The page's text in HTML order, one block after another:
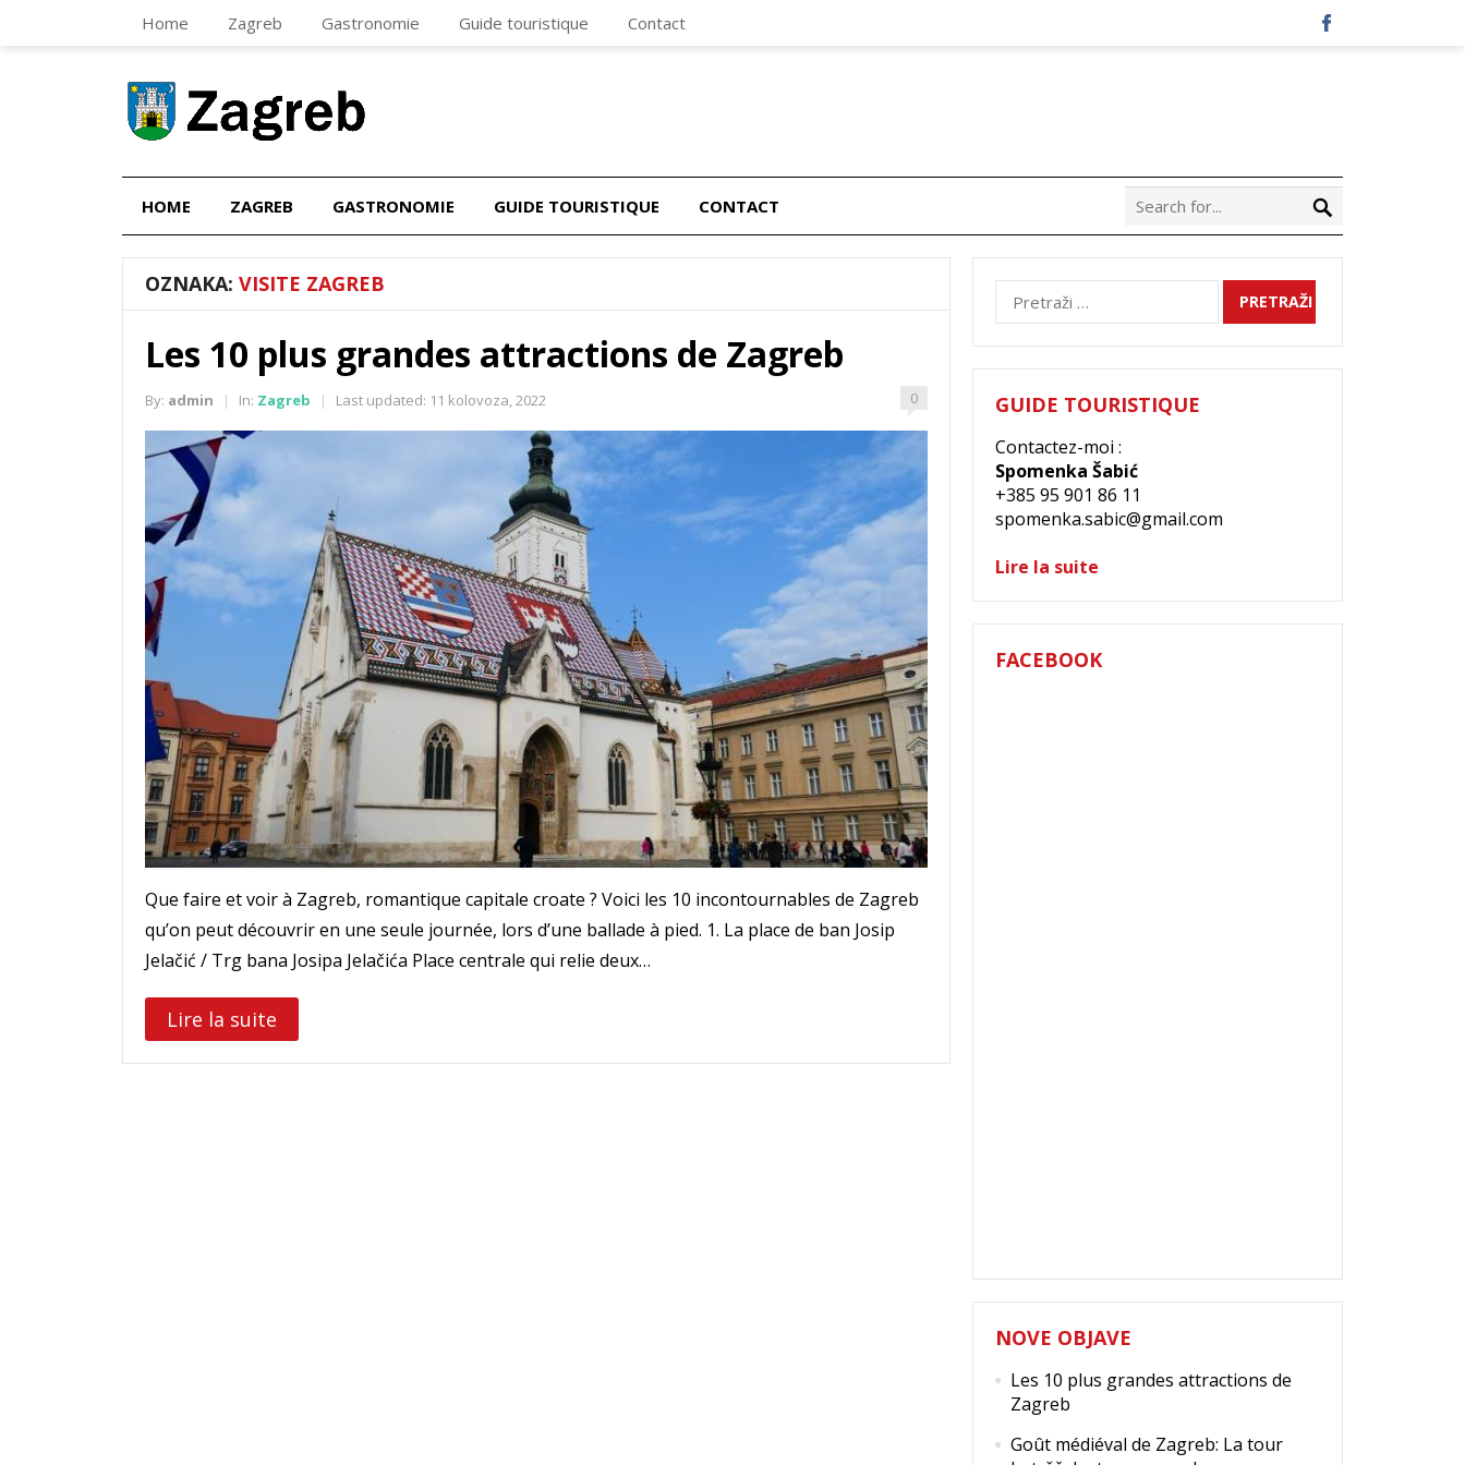
Home Zagreb Gastronomie Guide touristique Contact
HOME ZAGREB GASTRONOMIE GUIDE TOURISTIQUE CONTACT
OZNAKA: VISITE ZAGREB
Les 10 plus grandes attractions de Zagreb
By: admin | In: Zagreb | Last updated: 11 kolovoza, 2022 0
Que faire et voir à Zagreb, romantique capitale croate ? Voici les 10 incontournables de Zagreb
qu’on peut découvrir en une seule journée, lors d’une ballade à pied. 1. La place de ban Josip
Jelačić / Trg bana Josipa Jelačića Place centrale qui relie deux…
Lire la suite
GUIDE TOURISTIQUE
Contactez-moi :
Spomenka Šabić
+385 95 901 86 11
spomenka.sabic@gmail.com
Lire la suite
FACEBOOK
NOVE OBJAVE
Les 10 plus grandes attractions de
Zagreb
Goût médiéval de Zagreb: La tour